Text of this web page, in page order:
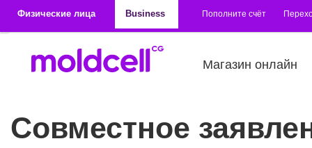
Физические лица
Business Пополните счёт
Магазин онлайн
Совместное